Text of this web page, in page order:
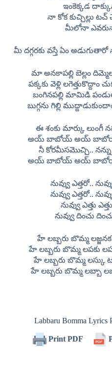
ఇంకెక్కడ
నా కోక కుచ్చిల్లు టచ్
మీలోనా
మీ దగ్గరకు వస్తే ఏం అడుగుతారో
మా అనకాపల్లి బెల్లం
పక్కకు వెళ్లి లగెత్తుకొద్దాం
బంగినపల్లి మామిడి
బుగ్గను గిల్లి
ఈ శంకు మార్కు లుంగీ
అయ్ బాబోయ్ అయ్
నీ కోరమీసమొచ్చి.. నన్ను
అయ్ బాబోయ్ అయ్
నువ్వు ఎత్తరో..
నువ్వు ఎత్తరో..
నువ్వు ఎత్తు
నువ్వు దించు
హే లబ్బరు బొమ్మ
హే లబ్బరు బొమ్మ లపకు
హే లబ్బరు బొమ్మ లస్కు
హే లబ్బరు బొమ్మ లబ్బా
Labbaru Bomma Lyrics
Print PDF